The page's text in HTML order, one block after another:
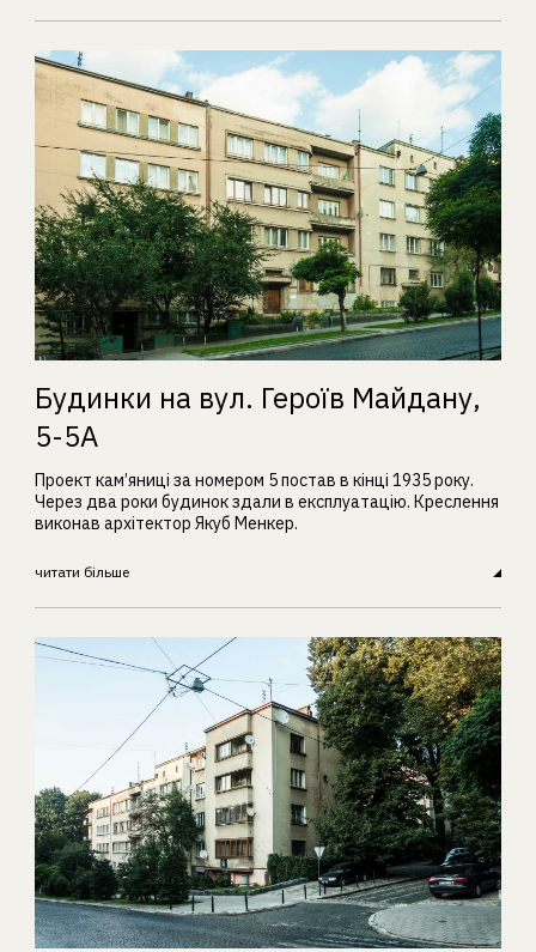
Будинки на вул. Героїв Майдану,
5-5А
Проект кам’яниці за номером 5 постав в кінці 1935 року.
Через два роки будинок здали в експлуатацію. Креслення
виконав архітектор Якуб Менкер.
читати більше